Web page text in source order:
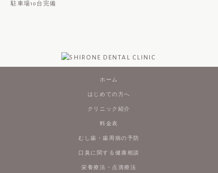
駐車場10台完備
ホーム
はじめての方へ
クリニック紹介
料金表
むし歯・歯周病の予防
口臭に関する健康相談
栄養療法・点滴療法